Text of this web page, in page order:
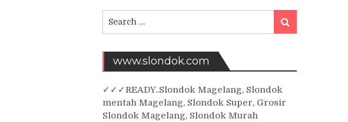
Search
for:
Search
www.slondok.com
✓ ✓✓READY..Slondok Magelang, Slondok
mentah Magelang, Slondok Super, Grosir
Slondok Magelang, Slondok Murah